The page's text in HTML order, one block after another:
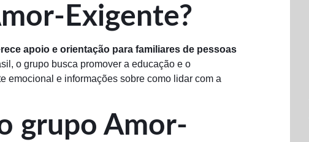
Exigente?
apoio e orientação para familiares de pessoas
o grupo busca promover a educação e o
emocional e informações sobre como lidar com a
grupo Amor-